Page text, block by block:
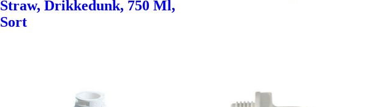
Straw, Drikkedunk, 750 Ml,
Sort